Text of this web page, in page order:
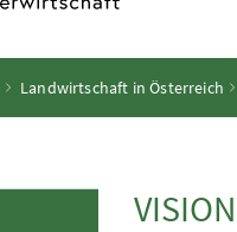
Landwirtschaft in Österreich